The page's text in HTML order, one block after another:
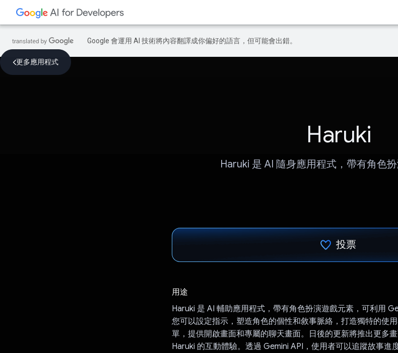
Google 會運用 AI 技術將內容翻譯成你偏好的語言，但可能會出錯。
更多應用程式
Haruki
Haruki 是 AI 隨身應用程式，帶有角色
投票
用途
Haruki 是 AI 輔助應用程式，帶有角色扮演遊戲元素，可利用
您可以設定指示，塑造角色的個性和敘事脈絡，打造獨特的使
單，提供開啟畫面和專屬的聊天畫面。日後的更新將推出更多
Haruki 的互動體驗。透過 Gemini API，使用者可以追蹤故事進